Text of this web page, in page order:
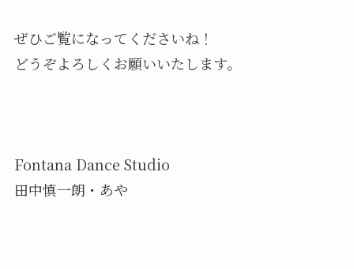
ぜひご覧になってくださいね！
どうぞよろしくお願いいたします。
Fontana Dance Studio
田中慎一朗・あや